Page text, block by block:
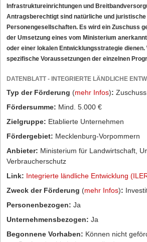
Infrastruktureinrichtungen und
Antragsberechtigt sind natürliche und
Personengesellschaften. Es wird ein Zuschuss
der Umsetzung eines vom Ministerium
oder einer lokalen Entwicklungsstrategie dienen.
spezifische Voraussetzungen der einzelnen
DATENBLATT - INTEGRIERTE LÄNDLICHE
Typ der Förderung (mehr Infos): Zuschuss
Fördersumme: Mind. 5.000 €
Zielgruppe: Etablierte Unternehmen
Fördergebiet: Mecklenburg-Vorpommern
Anbieter: Ministerium für Landwirtschaft,
Verbraucherschutz
Link: Integrierte ländliche Entwicklung
Zweck der Förderung (mehr Infos):
Personenbezogen: Ja
Unternehmensbezogen: Ja
Begonnene Vorhaben: Können nicht